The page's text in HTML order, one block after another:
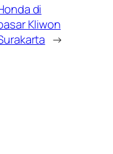
di
Kliwon
→